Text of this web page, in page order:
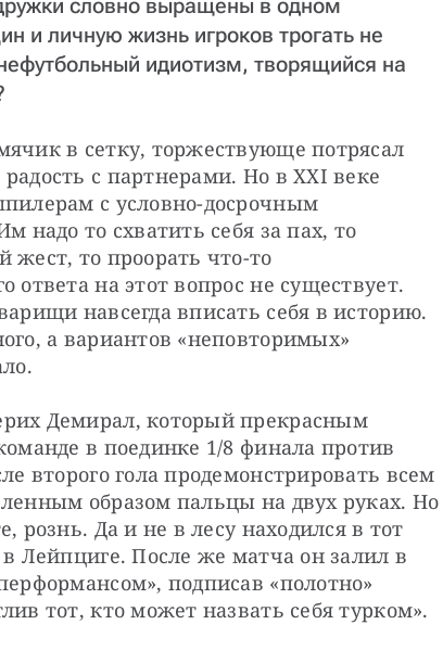
словно выращены в одном
и личную жизнь игроков трогать не
идиотизм, творящийся на
в сетку, торжествующе потрясал
с партнерами. Но в XXI веке
с условно-досрочным
надо то схватить себя за пах, то
жест, то проорать что-то
ответа на этот вопрос не существует.
навсегда вписать себя в историю.
а вариантов «неповторимых»
Демирал, который прекрасным
в поединке 1/8 финала против
второго гола продемонстрировать всем
образом пальцы на двух руках. Но
рознь. Да и не в лесу находился в тот
Лейпциге. После же матча он залил в
подписав «полотно»
тот, кто может назвать себя турком».